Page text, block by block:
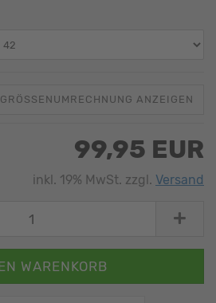
GRÖSSENUMRECHNUNG ANZEIGEN
99,95 EUR
inkl. 19% MwSt. zzgl. Versand